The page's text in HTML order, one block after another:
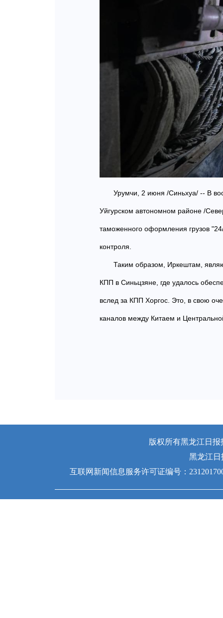
Урумчи, 2 июня /Синьхуа/ -- В
Уйгурском автономном районе /
таможенного оформления грузов
контроля.
Таким образом, Иркештам,
КПП в Синьцзяне, где удалось
вслед за КПП Хоргос. Это, в свою
каналов между Китаем и
版权所有黑龙江日报
黑龙江日
互联网新闻信息服务许可证编号：